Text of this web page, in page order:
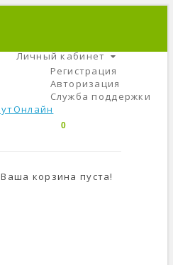
Личный кабинет
Регистрация
Авторизация
Служба поддержки
0
Ваша корзина пуста!